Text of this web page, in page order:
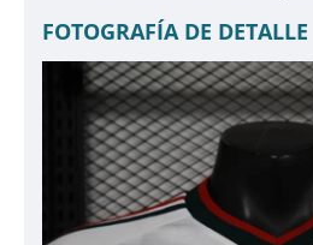
FOTOGRAFÍA DE DETALLE